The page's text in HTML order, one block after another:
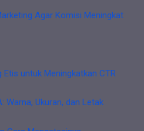
Agar Komisi Meningkat
untuk Meningkatkan CTR
Warna, Ukuran, dan Letak